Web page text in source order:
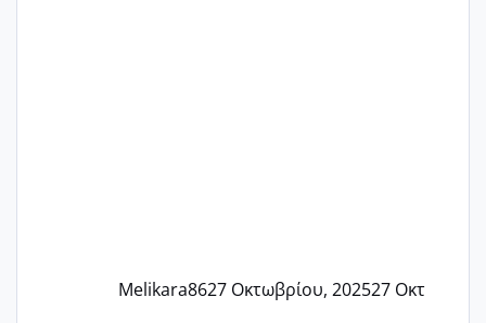
Melikara8627 Οκτωβρίου, 202527 Οκτ